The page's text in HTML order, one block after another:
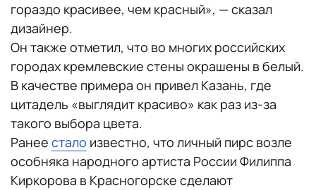
гораздо красивее, чем красный», — сказал
дизайнер.
Он также отметил, что во многих российских
городах кремлевские стены окрашены в белый.
В качестве примера он привел Казань, где
цитадель «выглядит красиво» как раз из-за
такого выбора цвета.
Ранее стало известно, что личный пирс возле
особняка народного артиста России Филиппа
Киркорова в Красногорске сделают